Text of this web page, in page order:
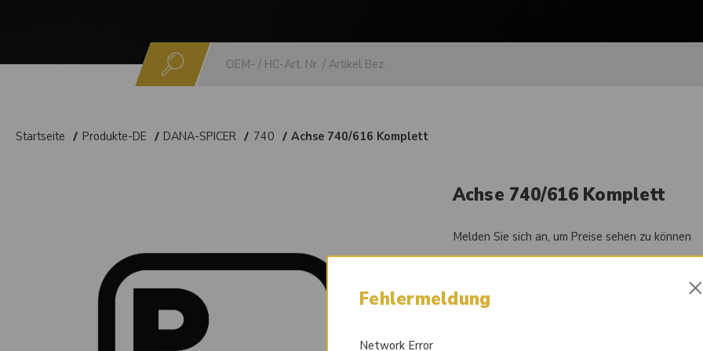
Startseite Produkte-DE DANA-SPICER 740 Achse 740/616 Komplett
Achse 740/616 Komplett
Melden Sie sich an, um Preise sehen zu können
84056338
Fehlermeldung
Network Error